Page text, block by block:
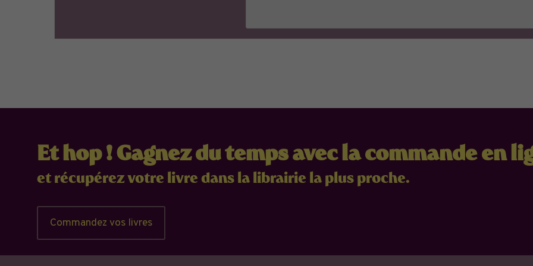
Et hop ! Gagnez du temps avec la commande en
et récupérez votre livre dans la librairie la plus proche.
Commandez vos livres